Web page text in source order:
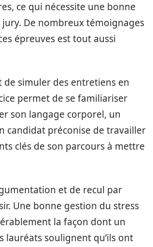
ce qui nécessite une bonne
De nombreux témoignages
épreuves est tout aussi
simuler des entretiens en
permet de se familiariser
son langage corporel, un
candidat préconise de travailler
clés de son parcours à mettre
et de recul par
Une bonne gestion du stress
la façon dont un
lauréats soulignent qu’ils ont